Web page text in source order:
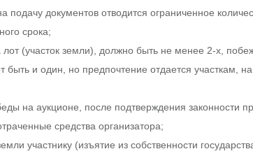
подачу документов отводится ограниченное
срока;
(участок земли), должно быть не менее 2-х,
быть и один, но предпочтение отдается участкам,
на аукционе, после подтверждения законности
средства организатора;
участнику (изъятие из собственности